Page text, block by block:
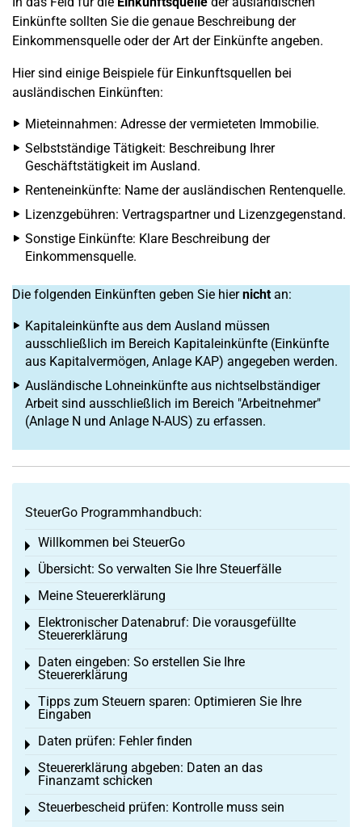
Einkünfte sollten Sie die genaue Beschreibung der
Einkommensquelle oder der Art der Einkünfte angeben.
Hier sind einige Beispiele für Einkunftsquellen bei
ausländischen Einkünften:
Mieteinnahmen: Adresse der vermieteten Immobilie.
Selbstständige Tätigkeit: Beschreibung Ihrer
Geschäftstätigkeit im Ausland.
Renteneinkünfte: Name der ausländischen Rentenquelle.
Lizenzgebühren: Vertragspartner und Lizenzgegenstand.
Sonstige Einkünfte: Klare Beschreibung der
Einkommensquelle.
Die folgenden Einkünften geben Sie hiernichtan:
Kapitaleinkünfte aus dem Ausland müssen
ausschließlich im Bereich Kapitaleinkünfte (Einkünfte
aus Kapitalvermögen, Anlage KAP) angegeben werden.
Ausländische Lohneinkünfte aus nichtselbständiger
Arbeit sind ausschließlich im Bereich "Arbeitnehmer"
(Anlage N und Anlage N-AUS) zu erfassen.
SteuerGo Programmhandbuch:
Willkommen bei SteuerGo
Toggle menu
Übersicht: So verwalten Sie Ihre Steuerfälle
Toggle menu
Meine Steuererklärung
Toggle menu
Elektronischer Datenabruf: Die vorausgefüllte
Steuererklärung
Toggle menu
Daten eingeben: So erstellen Sie Ihre
Steuererklärung
Toggle menu
Tipps zum Steuern sparen: Optimieren Sie Ihre
Eingaben
Toggle menu
Daten prüfen: Fehler finden
Toggle menu
Steuererklärung abgeben: Daten an das
Finanzamt schicken
Toggle menu
Steuerbescheid prüfen: Kontrolle muss sein
Toggle menu